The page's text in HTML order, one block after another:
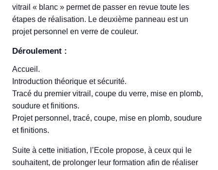
vitrail « blanc » permet de passer en revue toute les
étapes de réalisation. Le deuxième panneau est un
projet personnel en verre de couleur.
Déroulement :
Accueil.
Introduction théorique et sécurité.
Tracé du premier vitrail, coupe du verre, mise en plomb,
soudure et finitions.
Projet personnel, tracé, coupe, mise en plomb, soudure
et finitions.
Suite à cette initiation, l’Ecole propose, à ceux qui le
souhaitent, de prolonger leur formation afin de réaliser